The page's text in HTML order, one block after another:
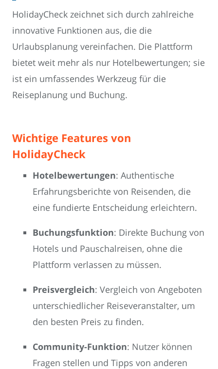
HolidayCheck zeichnet sich durch zahlreiche
innovative Funktionen aus, die die
Urlaubsplanung vereinfachen. Die Plattform
bietet weit mehr als nur Hotelbewertungen; sie
ist ein umfassendes Werkzeug für die
Reiseplanung und Buchung.
Wichtige Features von
HolidayCheck
Hotelbewertungen: Authentische
Erfahrungsberichte von Reisenden, die
eine fundierte Entscheidung erleichtern.
Buchungsfunktion: Direkte Buchung von
Hotels und Pauschalreisen, ohne die
Plattform verlassen zu müssen.
Preisvergleich: Vergleich von Angeboten
unterschiedlicher Reiseveranstalter, um
den besten Preis zu finden.
Community-Funktion: Nutzer können
Fragen stellen und Tipps von anderen